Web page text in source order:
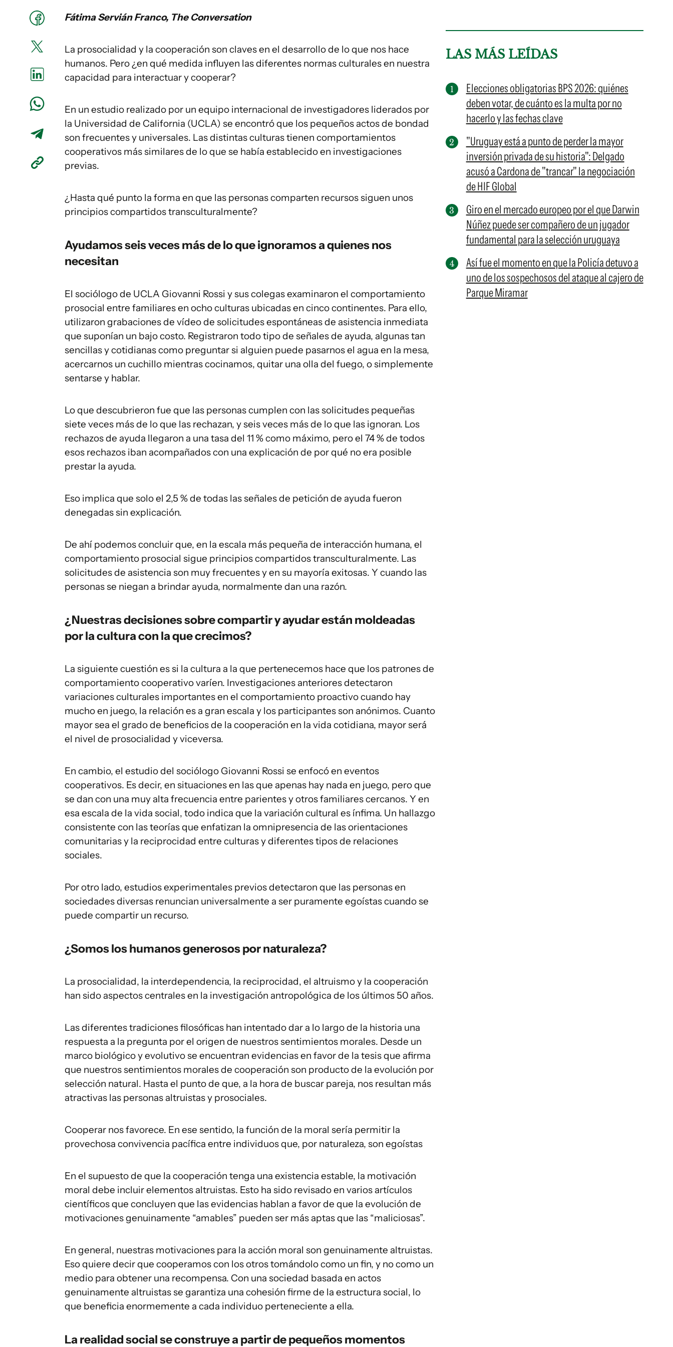
Fátima Servián Franco, The Conversation
La prosocialidad y la cooperación son claves en el desarrollo de lo que nos hace
humanos. Pero ¿en qué medida influyen las diferentes normas culturales en nuestra
capacidad para interactuar y cooperar?
En un estudio realizado por un equipo internacional de investigadores liderados por
la Universidad de California (UCLA) se encontró que los pequeños actos de bondad
son frecuentes y universales. Las distintas culturas tienen comportamientos
cooperativos más similares de lo que se había establecido en investigaciones
previas.
¿Hasta qué punto la forma en que las personas comparten recursos siguen unos
principios compartidos transculturalmente?
Ayudamos seis veces más de lo que ignoramos a quienes nos
necesitan
El sociólogo de UCLA Giovanni Rossi y sus colegas examinaron el comportamiento
prosocial entre familiares en ocho culturas ubicadas en cinco continentes. Para ello,
utilizaron grabaciones de vídeo de solicitudes espontáneas de asistencia inmediata
que suponían un bajo costo. Registraron todo tipo de señales de ayuda, algunas tan
sencillas y cotidianas como preguntar si alguien puede pasarnos el agua en la mesa,
acercarnos un cuchillo mientras cocinamos, quitar una olla del fuego, o simplemente
sentarse y hablar.
Lo que descubrieron fue que las personas cumplen con las solicitudes pequeñas
siete veces más de lo que las rechazan, y seis veces más de lo que las ignoran. Los
rechazos de ayuda llegaron a una tasa del 11 % como máximo, pero el 74 % de todos
esos rechazos iban acompañados con una explicación de por qué no era posible
prestar la ayuda.
Eso implica que solo el 2,5 % de todas las señales de petición de ayuda fueron
denegadas sin explicación.
De ahí podemos concluir que, en la escala más pequeña de interacción humana, el
comportamiento prosocial sigue principios compartidos transculturalmente. Las
solicitudes de asistencia son muy frecuentes y en su mayoría exitosas. Y cuando las
personas se niegan a brindar ayuda, normalmente dan una razón.
¿Nuestras decisiones sobre compartir y ayudar están moldeadas
por la cultura con la que crecimos?
La siguiente cuestión es si la cultura a la que pertenecemos hace que los patrones de
comportamiento cooperativo varíen. Investigaciones anteriores detectaron
variaciones culturales importantes en el comportamiento proactivo cuando hay
mucho en juego, la relación es a gran escala y los participantes son anónimos. Cuanto
mayor sea el grado de beneficios de la cooperación en la vida cotidiana, mayor será
el nivel de prosocialidad y viceversa.
En cambio, el estudio del sociólogo Giovanni Rossi se enfocó en eventos
cooperativos. Es decir, en situaciones en las que apenas hay nada en juego, pero que
se dan con una muy alta frecuencia entre parientes y otros familiares cercanos. Y en
esa escala de la vida social, todo indica que la variación cultural es ínfima. Un hallazgo
consistente con las teorías que enfatizan la omnipresencia de las orientaciones
comunitarias y la reciprocidad entre culturas y diferentes tipos de relaciones
sociales.
Por otro lado, estudios experimentales previos detectaron que las personas en
sociedades diversas renuncian universalmente a ser puramente egoístas cuando se
puede compartir un recurso.
¿Somos los humanos generosos por naturaleza?
La prosocialidad, la interdependencia, la reciprocidad, el altruismo y la cooperación
han sido aspectos centrales en la investigación antropológica de los últimos 50 años.
Las diferentes tradiciones filosóficas han intentado dar a lo largo de la historia una
respuesta a la pregunta por el origen de nuestros sentimientos morales. Desde un
marco biológico y evolutivo se encuentran evidencias en favor de la tesis que afirma
que nuestros sentimientos morales de cooperación son producto de la evolución por
selección natural. Hasta el punto de que, a la hora de buscar pareja, nos resultan más
atractivas las personas altruistas y prosociales.
Cooperar nos favorece. En ese sentido, la función de la moral sería permitir la
provechosa convivencia pacífica entre individuos que, por naturaleza, son egoístas
En el supuesto de que la cooperación tenga una existencia estable, la motivación
moral debe incluir elementos altruistas. Esto ha sido revisado en varios artículos
científicos que concluyen que las evidencias hablan a favor de que la evolución de
motivaciones genuinamente “amables” pueden ser más aptas que las “maliciosas”.
En general, nuestras motivaciones para la acción moral son genuinamente altruistas.
Eso quiere decir que cooperamos con los otros tomándolo como un fin, y no como un
medio para obtener una recompensa. Con una sociedad basada en actos
genuinamente altruistas se garantiza una cohesión firme de la estructura social, lo
que beneficia enormemente a cada individuo perteneciente a ella.
La realidad social se construye a partir de pequeños momentos
LAS MÁS LEÍDAS
Elecciones obligatorias BPS 2026: quiénes
deben votar, de cuánto es la multa por no
hacerlo y las fechas clave
"Uruguay está a punto de perder la mayor
inversión privada de su historia": Delgado
acusó a Cardona de "trancar" la negociación
de HIF Global
Giro en el mercado europeo por el que Darwin
Núñez puede ser compañero de un jugador
fundamental para la selección uruguaya
Así fue el momento en que la Policía detuvo a
uno de los sospechosos del ataque al cajero de
Parque Miramar